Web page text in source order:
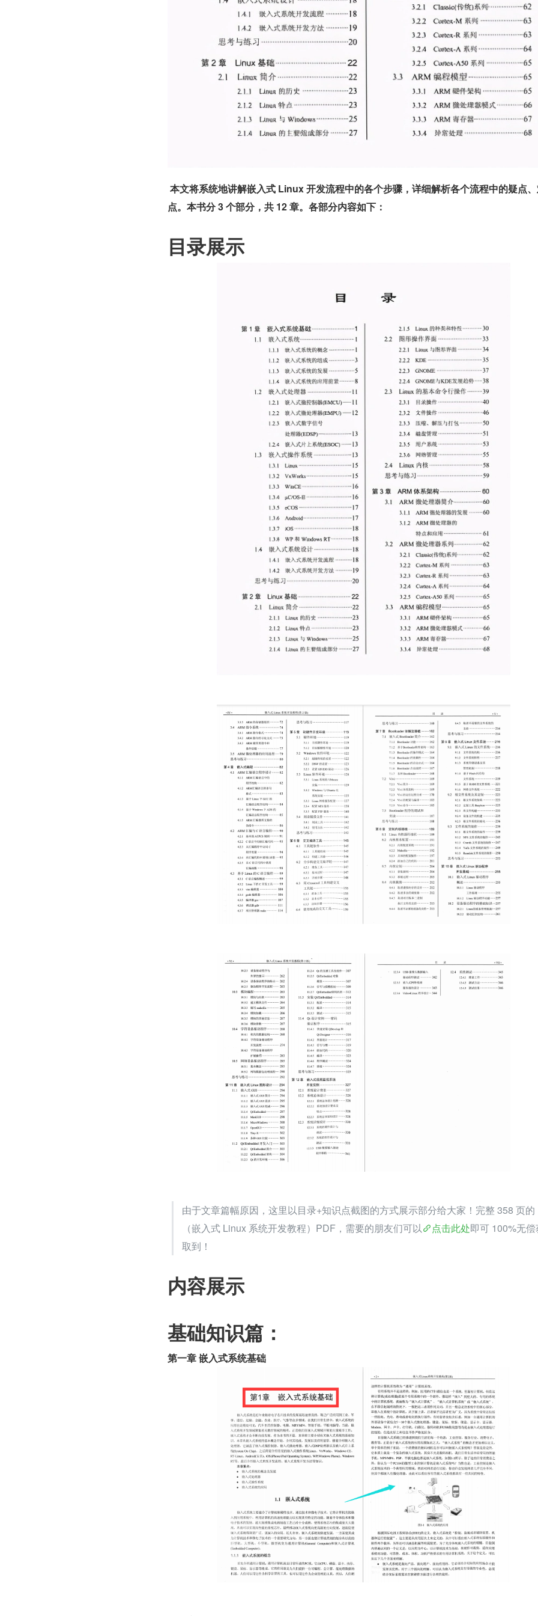
本文将系统地讲解嵌入式 Linux 开发流程中的各个步骤，详细解析各个流程中的疑点
点。本书分 3 个部分，共 12 章。各部分内容如下：
目录展示
由于文章篇幅原因，这里以目录+知识点截图的方式展示部分给大家！完整 358 页的
（嵌入式 Linux 系统开发教程）PDF，需要的朋友们可以
点击此处即可 100%无
取到！
内容展示
基础知识篇：
第一章 嵌入式系统基础